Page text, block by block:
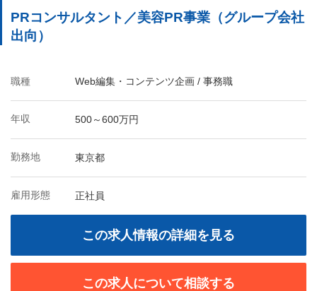
PRコンサルタント／美容PR事業（グループ会社
出向）
職種 Web編集・コンテンツ企画 / 事務職
年収 500～600万円
勤務地 東京都
雇用形態 正社員
この求人情報の詳細を見る
この求人について相談する